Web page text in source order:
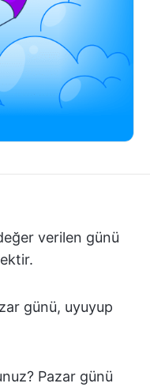
verilen günü
günü, uyuyup
Pazar günü